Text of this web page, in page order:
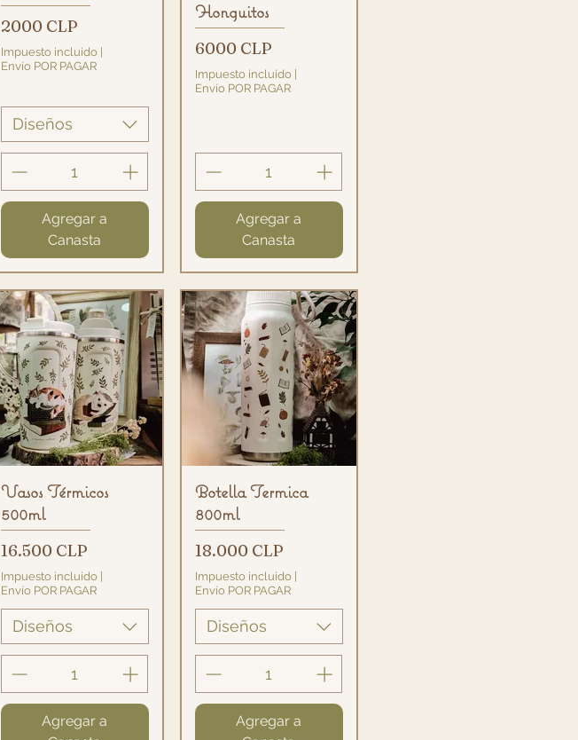
Precio
2000 CLP
Impuesto incluido|
Envío POR PAGAR
Diseños
Agregar a
Canasta
Honguitos
Precio
6000 CLP
Impuesto incluido|
Envío POR PAGAR
Agregar a
Canasta
Vista rápida
Vasos Térmicos
500ml
Precio
16.500 CLP
Impuesto incluido|
Envío POR PAGAR
Diseños
Agregar a
Vista rápida
Botella Termica
800ml
Precio
18.000 CLP
Impuesto incluido|
Envío POR PAGAR
Diseños
Agregar a